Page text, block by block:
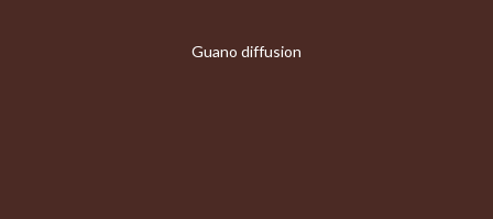
Guano diffusion